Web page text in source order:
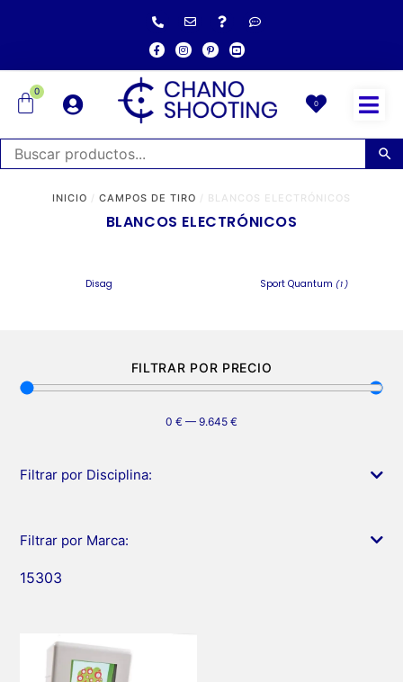
0
0
INICIO / CAMPOS DE TIRO / BLANCOS ELECTRÓNICOS
BLANCOS ELECTRÓNICOS
Disag Sport Quantum (1)
FILTRAR POR PRECIO
0 € — 9.645 €
Filtrar por Disciplina:
Filtrar por Marca:
15303